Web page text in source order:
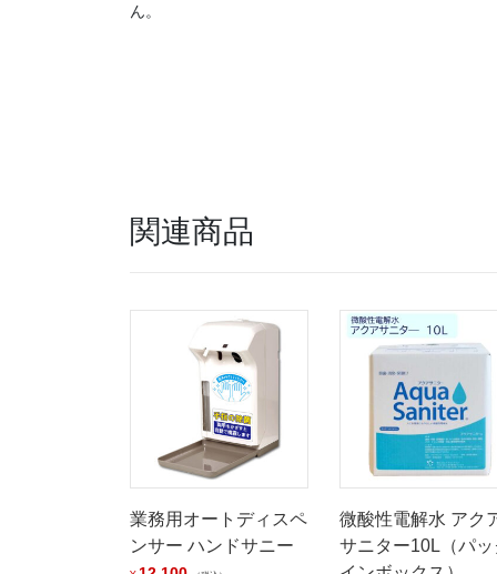
ん。
関連商品
業務用オートディスペ
ンサー ハンドサニー
微酸性電解水 アク
サニター10L（パッ